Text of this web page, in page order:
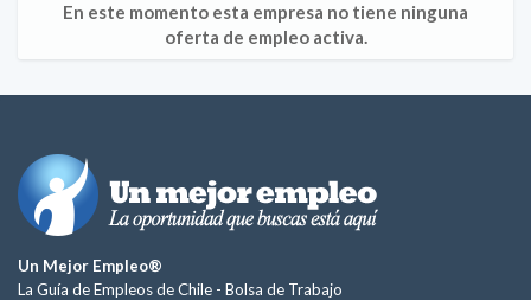
En este momento esta empresa no tiene ninguna
oferta de empleo activa.
Un Mejor Empleo®
La Guía de Empleos de Chile - Bolsa de Trabajo